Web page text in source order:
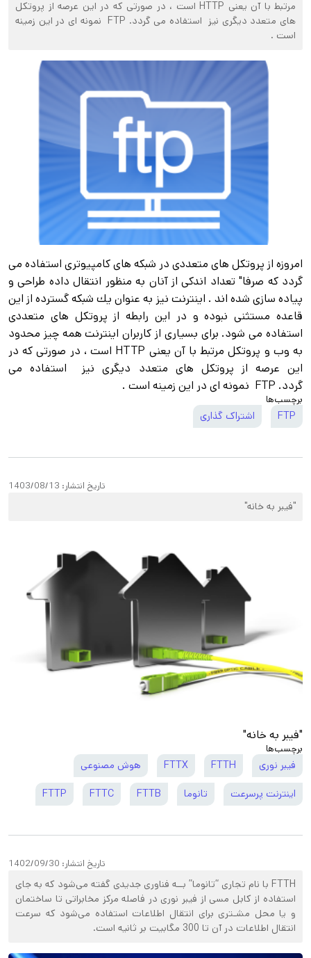
مرتبط با آن يعنی HTTP است ، در صورتی كه در اين عرصه از پروتكل
های متعدد ديگری نيز استفاده می گردد. FTP نمونه ای در اين زمينه
است .
امروزه از پروتكل های متعددی در شبكه های كامپيوتری استفاده می
گردد كه صرفا" تعداد اندكی از آنان به منظور انتقال داده طراحی و
پياده سازی شده اند . اينترنت نيز به عنوان يك شبكه گسترده از اين
قاعده مستثنی نبوده و در اين رابطه از پروتكل های متعددی
استفاده می شود. برای بسياری از كاربران اينترنت همه چيز محدود
به وب و پروتكل مرتبط با آن يعنی HTTP است ، در صورتی كه در
اين عرصه از پروتكل های متعدد ديگری نيز استفاده می
گردد. FTP نمونه ای در اين زمينه است .
برچسب‌ها
FTP اشتراک گذاری
تاریخ انتشار: 1403/08/13
"فیبر به خانه"
"فیبر به خانه"
برچسب‌ها
فیبر نوری FTTH
FTTX هوش مصنوعی
اینترنت پرسرعت تانوما FTTB
FTTC
FTTP
تاریخ انتشار: 1402/09/30
FTTH با نام تجاری “تانوما” بــه فناوری جدیدی گفته می‌شود که به جای
استفاده از کابل مسی از فیبر نوری در فاصله مرکز مخابراتی تا ساختمان
و یا محل مشـتری برای انتقال اطلاعات استفاده می‌شود که سرعت
انتقال اطلاعات در آن تا 300 مگابیت بر ثانیه است.